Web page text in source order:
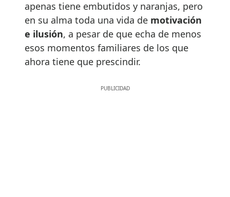
apenas tiene embutidos y naranjas, pero
en su alma toda una vida de motivación
e ilusión, a pesar de que echa de menos
esos momentos familiares de los que
ahora tiene que prescindir.